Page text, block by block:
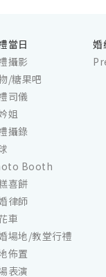
當日
攝影
/糖果吧
司儀
姐
攝錄
Booth
喜餅
律師
車
場地/教堂行禮
佈置
表演
婚